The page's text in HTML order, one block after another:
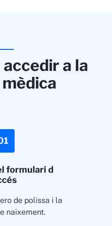
a la
formulari d
de polissa i la
naixement.